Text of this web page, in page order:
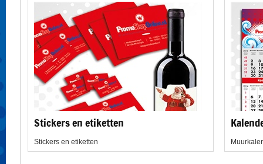
Stickers en etiketten
Stickers en etiketten